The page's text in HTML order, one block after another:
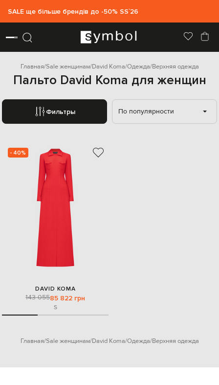
SALE ще більше брендів до -50% SS`26
Главная Sale женщинам David Koma Одежда Верхняя одежда
Пальто David Koma для женщин
Фильтры По популярности
- 40%
DAVID KOMA
143 05585 822 грн
S
Главная Sale женщинам David Koma Одежда Верхняя одежда